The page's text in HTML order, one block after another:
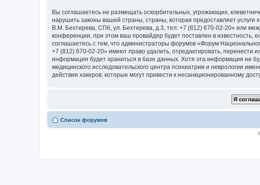
Вы соглашаетесь не размещать оскорбительных, угрожающих,
нарушить законы вашей страны, страны, которая предоставляет услуги
В.М. Бехтерева, СПб, ул. Бехтерева, д.3, тел: +7 (812) 670-02-20» или
конференции, при этом ваш провайдер будет поставлен в
соглашаетесь с тем, что администраторы форумов «Форум
+7 (812) 670-02-20» имеют право удалить, отредактировать, перенести
информация будет храниться в базе данных. Хотя эта информация не
медицинского исследовательского центра психиатрии и неврологии
действия хакеров, которые могут привести к несанкционированному
Список форумов